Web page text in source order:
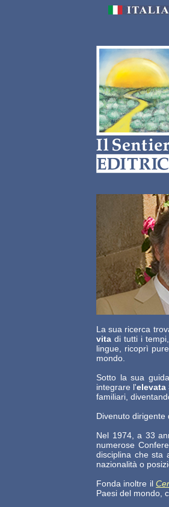
La sua ricerca
vita di tutti i
lingue, ricoprì
mondo.
Sotto la sua guida
integrare l'elevata
familiari,
Divenuto dirigente
Nel 1974, a 33
numerose
disciplina che sta
nazionalità o
Fonda inoltre il
Paesi del mondo,